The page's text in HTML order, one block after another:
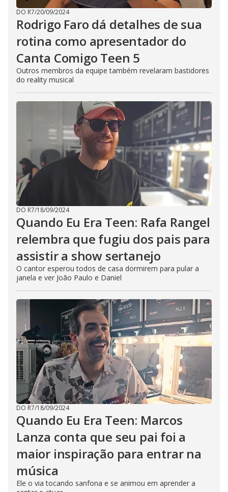
DO R7/20/09/2024
Rodrigo Faro dá detalhes de sua
rotina como apresentador do
Canta Comigo Teen 5
Outros membros da equipe também revelaram bastidores
do reality musical
DO R7/18/09/2024
Quando Eu Era Teen: Rafa Rangel
relembra que fugiu dos pais para
assistir a show sertanejo
O cantor esperou todos de casa dormirem para pular a
janela e ver João Paulo e Daniel
DO R7/18/09/2024
Quando Eu Era Teen: Marcos
Lanza conta que seu pai foi a
maior inspiração para entrar na
música
Ele o via tocando sanfona e se animou em aprender a